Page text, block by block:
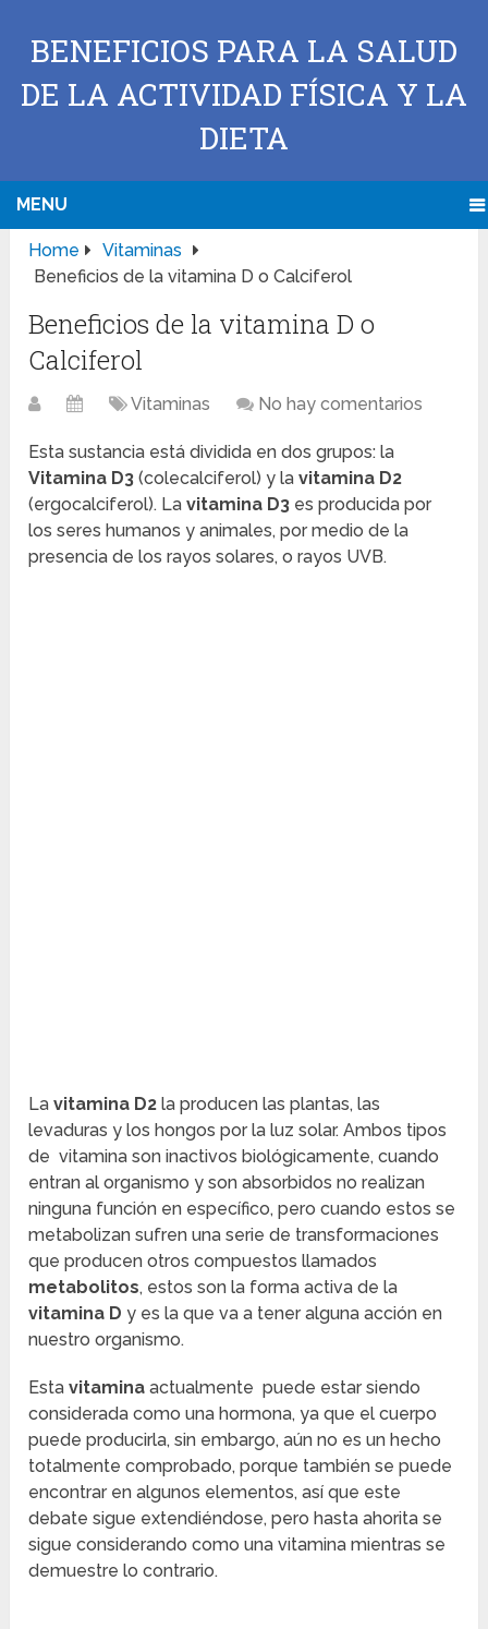
BENEFICIOS PARA LA SALUD
DE LA ACTIVIDAD FÍSICA Y LA
DIETA
MENU
Home
Vitaminas
Beneficios de la vitamina D o Calciferol
Beneficios de la vitamina D o
Calciferol
Vitaminas No hay comentarios
Esta sustancia está dividida en dos grupos: la
Vitamina D3 (colecalciferol) y lavitamina D2
(ergocalciferol). Lavitamina D3 es producida por
los seres humanos y animales, por medio de la
presencia de los rayos solares, o rayos UVB.
Lavitamina D2 la producen las plantas, las
levaduras y los hongos por la luz solar. Ambos tipos
de vitamina son inactivos biológicamente, cuando
entran al organismo y son absorbidos no realizan
ninguna función en específico, pero cuando estos se
metabolizan sufren una serie de transformaciones
que producen otros compuestos llamados
metabolitos, estos son la forma activa de la
vitamina D y es la que va a tener alguna acción en
nuestro organismo.
Estavitamina actualmente puede estar siendo
considerada como una hormona, ya que el cuerpo
puede producirla, sin embargo, aún no es un hecho
totalmente comprobado, porque también se puede
encontrar en algunos elementos, así que este
debate sigue extendiéndose, pero hasta ahorita se
sigue considerando como una vitamina mientras se
demuestre lo contrario.